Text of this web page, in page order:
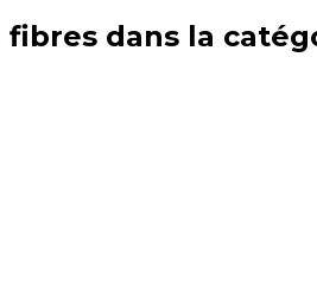
fibres dans la